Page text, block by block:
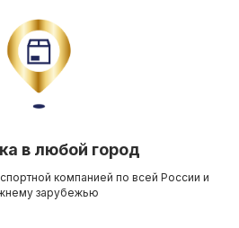
в любой город
компанией по всей России и
зарубежью